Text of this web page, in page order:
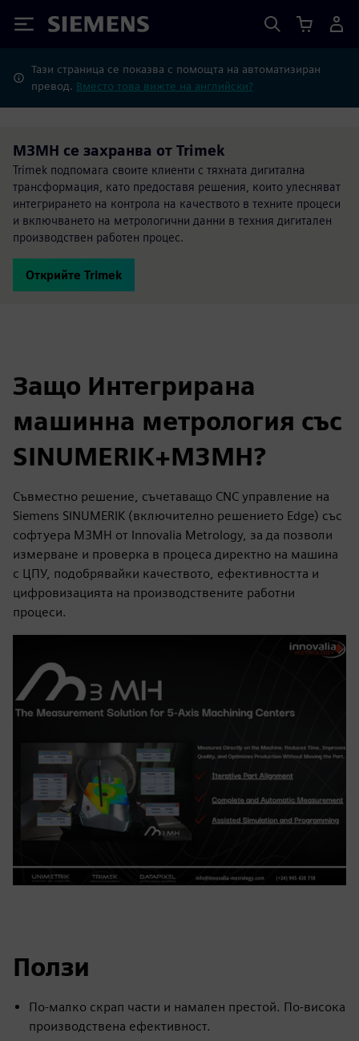
Siemens
Тази страница се показва с помощта на автоматизиран
превод. Вместо това вижте на английски?
M3MH се захранва от Trimek
Trimek подпомага своите клиенти с тяхната дигитална
трансформация, като предоставя решения, които улесняват
интегрирането на контрола на качеството в техните процеси
и включването на метрологични данни в техния дигитален
производствен работен процес.
Открийте Trimek
Защо Интегрирана
машинна метрология със
SINUMERIK+M3MH?
Съвместно решение, съчетаващо CNC управление на
Siemens SINUMERIK (включително решението Edge) със
софтуера M3MH от Innovalia Metrology, за да позволи
измерване и проверка в процеса директно на машина
с ЦПУ, подобрявайки качеството, ефективността и
цифровизацията на производствените работни
процеси.
Ползи
По-малко скрап части и намален престой. По-висока
производствена ефективност.